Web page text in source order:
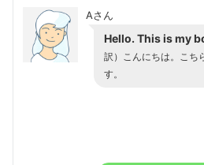
Aさん
Hello. This is my
訳）こんにちは。こち
す。